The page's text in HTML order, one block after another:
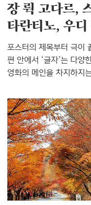
장 뤽 고다르,
타란티노, 우
포스터의 제목부터 극이
편 안에서 ‘글자’는 다양
영화의 메인을 차지하지
단 한 장으로 압축해서
크고 작은 요소들은 영화
한 줄의 제목도 예외는
것을 골라 사용하거나,
필요에 따라 직접 레터
영화의 아이덴티티가 만
첫인상이라면, 타이틀 시
걸기라고 할 수 있겠는데
짧..